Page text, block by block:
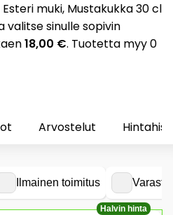
muki, Mustakukka 30 cl
valitse sinulle sopivin
18,00 €. Tuotetta myy 0
Arvostelut
Ilmainen toimitus
Halvin hinta